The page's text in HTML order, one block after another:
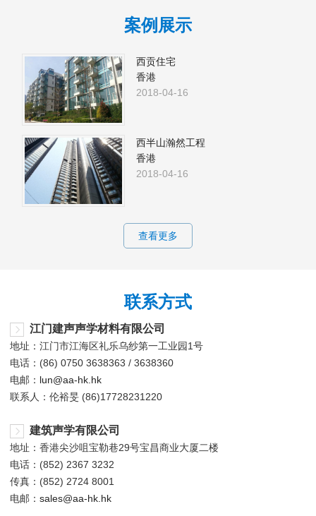
案例展示
西贡住宅
香港
2018-04-16
西半山瀚然工程
香港
2018-04-16
查看更多
联系方式
江门建声声学材料有限公司
地址：江门市江海区礼乐乌纱第一工业园1号
电话：(86) 0750 3638363 / 3638360
电邮： lun@aa-hk.hk
联系人：伦裕旻 (86)17728231220
建筑声学有限公司
地址：香港尖沙咀宝勒巷29号宝昌商业大厦二楼
电话：(852) 2367 3232
传真：(852) 2724 8001
电邮： sales@aa-hk.hk